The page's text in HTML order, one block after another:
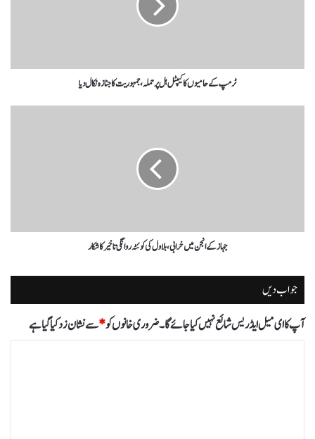
ٹرمپ کے حامیوں کا کیپٹل ہل پر حملہ، جمہوریت کا جنازہ نکال دیا
جہاز کے انجن میں خرابی، بلاول کی کوئٹہ روانگی تاخیر کا شکار
جواب دیں
آپ کا ای میل ایڈریس شائع نہیں کیا جائے گا۔ضروری خانوں کو*سے نشان زد کیا گیا ہے